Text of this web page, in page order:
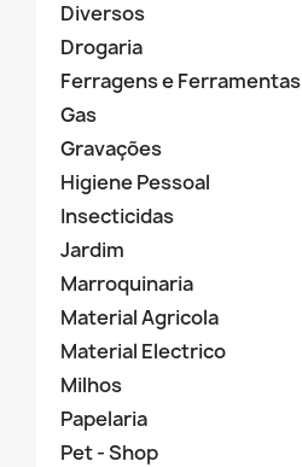
Diversos
Drogaria
Ferragens e Ferramentas
Gas
Gravações
Higiene Pessoal
Insecticidas
Jardim
Marroquinaria
Material Agricola
Material Electrico
Milhos
Papelaria
Pet - Shop